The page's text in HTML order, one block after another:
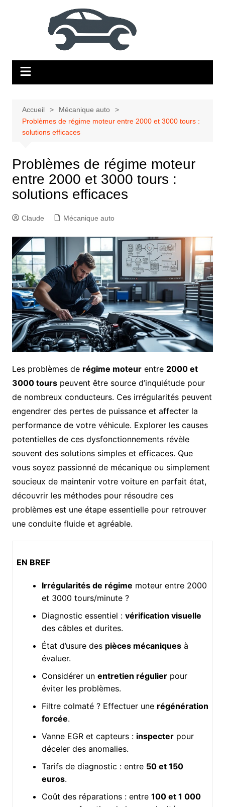
Accueil
Mécanique auto
Problèmes de régime moteur entre 2000 et 3000 tours :
solutions efficaces
Problèmes de régime moteur
entre 2000 et 3000 tours :
solutions efficaces
Claude Mécanique auto
Les problèmes de régime moteurentre 2000 et
3000 tourspeuvent être source d’inquiétude pour
de nombreux conducteurs. Ces irrégularités peuvent
engendrer des pertes de puissance et affecter la
performance de votre véhicule. Explorer les causes
potentielles de ces dysfonctionnements révèle
souvent des solutions simples et efficaces. Que
vous soyez passionné de mécanique ou simplement
soucieux de maintenir votre voiture en parfait état,
découvrir les méthodes pour résoudre ces
problèmes est une étape essentielle pour retrouver
une conduite fluide et agréable.
EN BREF
Irrégularités de régime moteur entre 2000
et 3000 tours/minute ?
Diagnostic essentiel : vérification visuelle
des câbles et durites.
État d’usure des pièces mécaniquesà
évaluer.
Considérer un entretien régulierpour
éviter les problèmes.
Filtre colmaté ? Effectuer une régénération
forcée.
Vanne EGR et capteurs : inspecterpour
déceler des anomalies.
Tarifs de diagnostic : entre 50 et 150
euros.
Coût des réparations : entre 100 et 1 000